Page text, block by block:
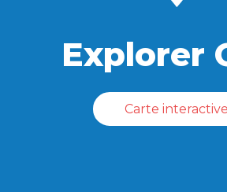
Explorer
Carte interactive